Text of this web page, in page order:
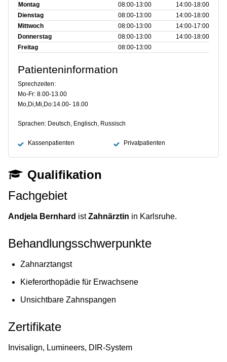
Montag 08:00‑13:00
14:00‑18:00
Dienstag
08:00‑13:00
14:00‑18:00
Mittwoch
08:00‑13:00
14:00‑17:00
Donnerstag
08:00‑13:00
14:00‑18:00
Freitag
08:00‑13:00
Patienteninformation
Sprechzeiten:
Mo-Fr: 8.00-13.00
Mo,Di,Mi,Do:14.00- 18.00
Sprachen: Deutsch, Englisch, Russisch
Kassenpatienten Privatpatienten
Qualifikation
Fachgebiet
Andjela Bernhard istZahnärztin in Karlsruhe.
Behandlungsschwerpunkte
Zahnarztangst
Kieferorthopädie für Erwachsene
Unsichtbare Zahnspangen
Zertifikate
Invisalign, Lumineers, DIR-System